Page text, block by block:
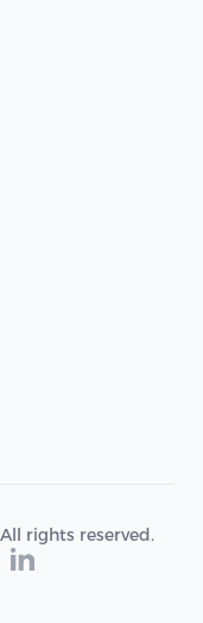
rights reserved.